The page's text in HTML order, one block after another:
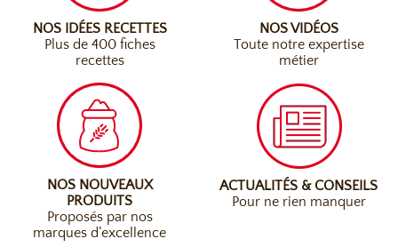
NOS IDÉES RECETTES
Plus de 400 fiches
recettes
NOS VIDÉOS
Toute notre expertise
métier
NOS NOUVEAUX
PRODUITS
Proposés par nos
marques d’excellence
ACTUALITÉS & CONSEILS
Pour ne rien manquer